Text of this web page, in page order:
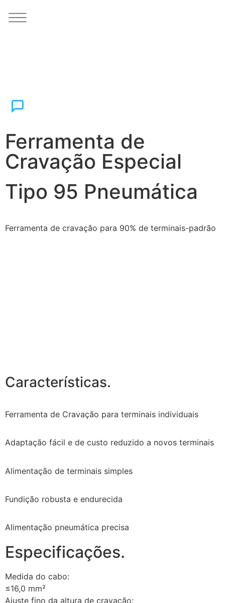
Ferramenta de
Cravação Especial
Tipo 95 Pneumática
Ferramenta de cravação para 90% de terminais-padrão
Características.
Ferramenta de Cravação para terminais individuais
Adaptação fácil e de custo reduzido a novos terminais
Alimentação de terminais simples
Fundição robusta e endurecida
Alimentação pneumática precisa
Especificações.
Medida do cabo:
≤16,0 mm²
Ajuste fino da altura de cravação: